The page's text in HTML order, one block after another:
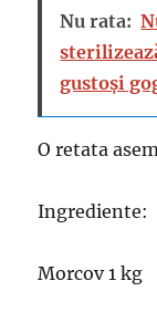
Nu rata:
gustoși
O retata
Ingrediente:
Morcov 1 kg